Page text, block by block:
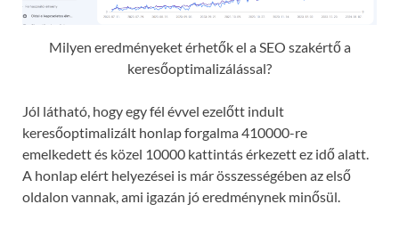
Milyen eredményeket érhetők el a SEO szakértő a
keresőoptimalizálással?
Jól látható, hogy egy fél évvel ezelőtt indult
keresőoptimalizált honlap forgalma 410000-re
emelkedett és közel 10000 kattintás érkezett ez idő alatt.
A honlap elért helyezései is már összességében az első
oldalon vannak, ami igazán jó eredménynek minősül.